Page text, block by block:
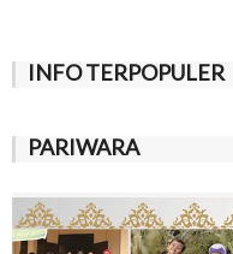
INFO TERPOPULER
PARIWARA